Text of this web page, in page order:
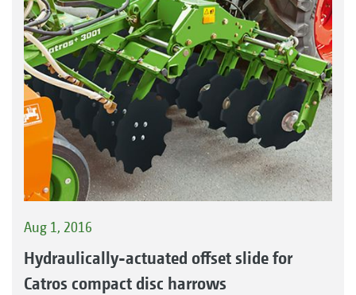
Aug 1, 2016
Hydraulically-actuated offset slide for
Catros compact disc harrows